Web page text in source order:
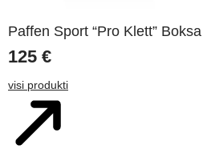
Paffen Sport “Pro Klett”
125 €
visi produkti